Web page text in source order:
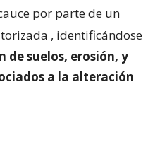
por parte de un
, identificándose
de suelos, erosión, y
a la alteración